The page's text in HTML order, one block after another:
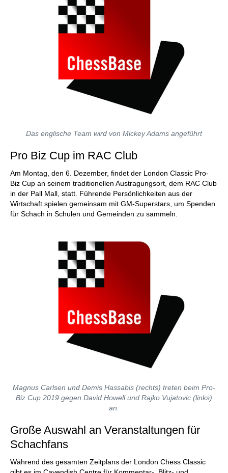
Das englische Team wird von Mickey Adams angeführt
Pro Biz Cup im RAC Club
Am Montag, den 6. Dezember, findet der London Classic Pro-
Biz Cup an seinem traditionellen Austragungsort, dem RAC Club
in der Pall Mall, statt. Führende Persönlichkeiten aus der
Wirtschaft spielen gemeinsam mit GM-Superstars, um Spenden
für Schach in Schulen und Gemeinden zu sammeln.
Magnus Carlsen und Demis Hassabis (rechts) treten beim Pro-
Biz Cup 2019 gegen David Howell und Rajko Vujatovic (links)
an.
Große Auswahl an Veranstaltungen für
Schachfans
Während des gesamten Zeitplans der London Chess Classic